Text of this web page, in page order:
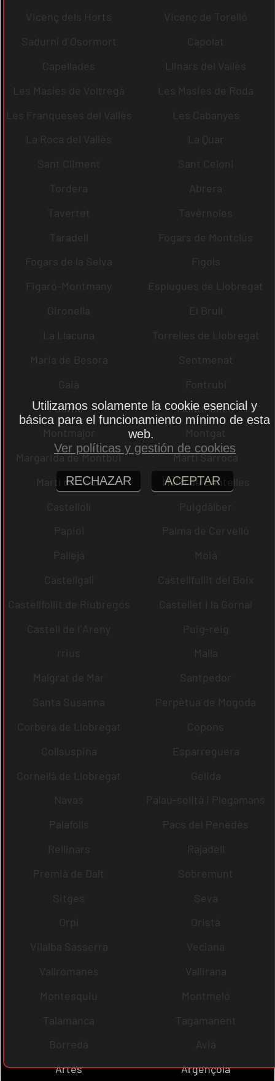
Vicenç dels Horts
Vicenç de Torelló
Sadurní d´Osormort
Capolat
Capellades
Llinars del Vallès
Les Masíes de Voltregà
Les Masies de Roda
Les Franqueses del Vallès
Les Cabanyes
La Roca del Vallès
La Quar
Sant Climent
Sant Celoni
Tordera
Abrera
Tavertet
Tavèrnoles
Taradell
Fogars de Montclús
Fogars de la Selva
Fígols
Figaró-Montmany
Esplugues de Llobregat
Gironella
El Brull
La Llacuna
Torrelles de Llobregat
Maria de Besora
Sentmenat
Gaià
Fontrubí
Jorba
Montmaneu
Montmajor
Montgat
Margarida de Montbui
Martí Sarroca
Martí de Tous
Martí de Centelles
Castellolí
Puigdàlber
Papiol
Palma de Cervelló
Pallejà
Moià
Castellgalí
Castellfullit del Boix
Castellfollit de Riubregós
Castellet i la Gornal
Castell de l´Areny
Puig-reig
rrius
Malla
Malgrat de Mar
Santpedor
Santa Susanna
Perpètua de Mogoda
Corbera de Llobregat
Copons
Collsuspina
Esparreguera
Cornellà de Llobregat
Gelida
Navas
Palau-solità i Plegamans
Palafolls
Pacs del Penedès
Rellinars
Rajadell
Premià de Dalt
Sobremunt
Sitges
Seva
Orpí
Oristà
Vilalba Sasserra
Veciana
Vallromanes
Vallirana
Montesquiu
Montmeló
Talamanca
Tagamanent
Borredà
Avià
Artés
Argençola
Utilizamos solamente la cookie esencial y
básica para el funcionamiento mínimo de esta
web.
Ver políticas y gestión de cookies
RECHAZAR ACEPTAR